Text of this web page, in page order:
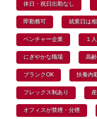
休日・祝日出勤なし
即勤務可 就業日は
ベンチャー企業 １
にぎやかな職場 高
ブランクOK 扶養内
フレックス制あり
オフィスが禁煙・分煙